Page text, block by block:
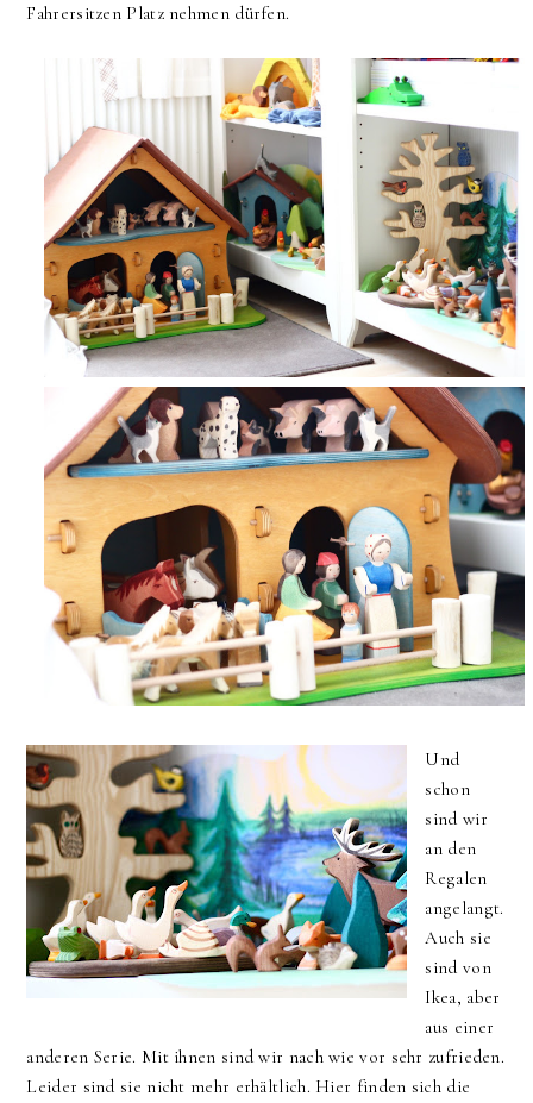
Fahrersitzen Platz nehmen dürfen.
Und
schon
sind wir
an den
Regalen
angelangt.
Auch sie
sind von
Ikea, aber
aus einer
anderen Serie. Mit ihnen sind wir nach wie vor sehr zufrieden.
Leider sind sie nicht mehr erhältlich. Hier finden sich die